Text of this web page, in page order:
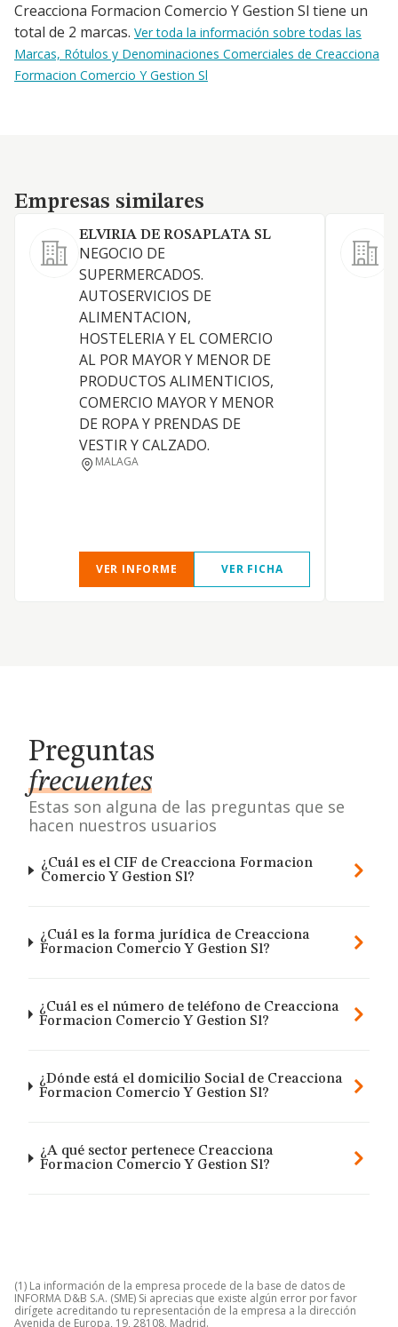
Creacciona Formacion Comercio Y Gestion Sl tiene un
total de 2 marcas. Ver toda la información sobre todas las
Marcas, Rótulos y Denominaciones Comerciales de Creacciona
Formacion Comercio Y Gestion Sl
Empresas similares
Empresas similares
ELVIRIA DE ROSAPLATA SL
NEGOCIO DE
SUPERMERCADOS.
AUTOSERVICIOS DE
ALIMENTACION,
HOSTELERIA Y EL COMERCIO
AL POR MAYOR Y MENOR DE
PRODUCTOS ALIMENTICIOS,
COMERCIO MAYOR Y MENOR
DE ROPA Y PRENDAS DE
VESTIR Y CALZADO.
MALAGA
VER INFORME VER FICHA
Preguntas
frecuentes
Estas son alguna de las preguntas que se
hacen nuestros usuarios
¿Cuál es el CIF de Creacciona Formacion
Comercio Y Gestion Sl?
¿Cuál es la forma jurídica de Creacciona
Formacion Comercio Y Gestion Sl?
¿Cuál es el número de teléfono de Creacciona
Formacion Comercio Y Gestion Sl?
¿Dónde está el domicilio Social de Creacciona
Formacion Comercio Y Gestion Sl?
¿A qué sector pertenece Creacciona
Formacion Comercio Y Gestion Sl?
(1) La información de la empresa procede de la base de datos de
INFORMA D&B S.A. (SME) Si aprecias que existe algún error por favor
dirígete acreditando tu representación de la empresa a la dirección
Avenida de Europa, 19, 28108, Madrid.